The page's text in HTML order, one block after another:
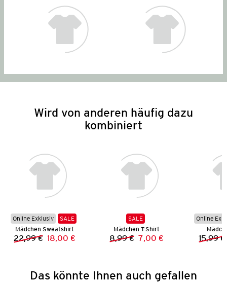
Wird von anderen häufig dazu
kombiniert
Online Exklusiv
SALE
Mädchen Sweatshirt
Vorheriger Preis:
22,99 € Neuer Preis:
18,00 €
SALE
Mädchen T-Shirt
Vorheriger Preis:
8,99 € Neuer Preis:
7,00 €
Online
15,99 €
Das könnte Ihnen auch gefallen